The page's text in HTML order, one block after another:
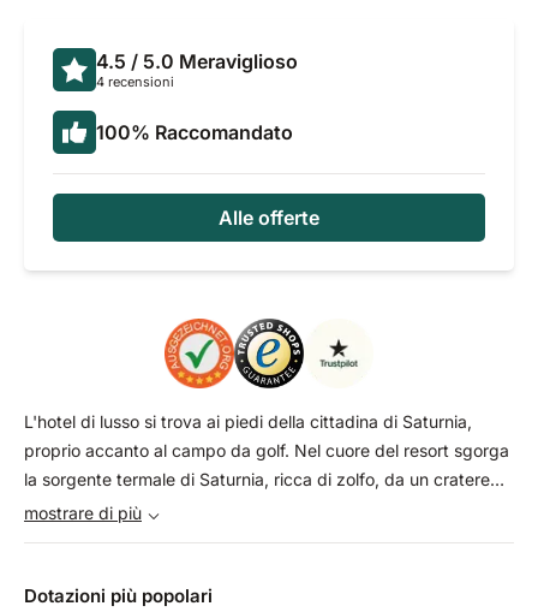
4.5 / 5.0 Meraviglioso
4 recensioni
100% Raccomandato
Alle offerte
L'hotel di lusso si trova ai piedi della cittadina di Saturnia,
proprio accanto al campo da golf. Nel cuore del resort sgorga
la sorgente termale di Saturnia, ricca di zolfo, da un cratere
naturale. Approfittate del metodo Terme di Saturnia - 5
attività fisica e equilibrio energetico attraverso la medicina
mostrare di più
Dotazioni più popolari